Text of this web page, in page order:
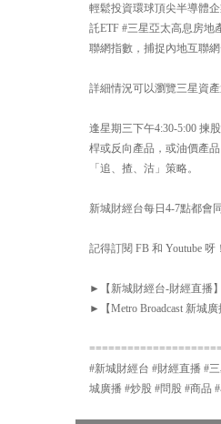
輕鬆投資環球頂尖半導體
託ETF #三星亞太高息房地
聯網指數，捕捉內地互聯
詳細情況可以瀏覽三星資產
逢星期三下午4:30-5:00 揀
桿或反向產品，或油價產
「追、揸、沽」策略。
新城財經台每日4-7點都會
記得訂閱 FB 和 Youtube 呀
►【新城財經台-財經直播】
►【Metro Broadcast 新城廣
#新城財經台 #財經直播 #三
城廣播 #炒股 #問股 #商品